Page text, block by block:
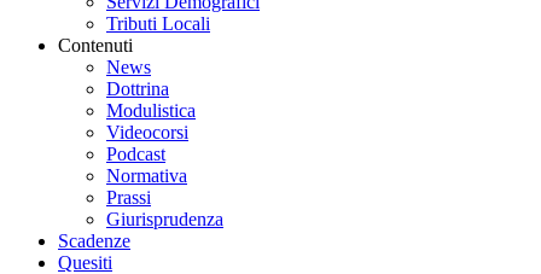
Tributi Locali
Contenuti
News
Dottrina
Modulistica
Videocorsi
Podcast
Normativa
Prassi
Giurisprudenza
Scadenze
Quesiti